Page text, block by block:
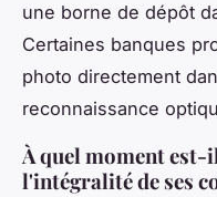
une borne de dépôt
Certaines banques
photo directement
reconnaissance
À quel moment
l'intégralité de ses